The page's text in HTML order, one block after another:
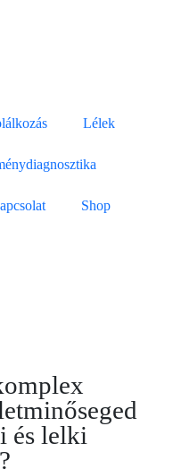
Lélek
Shop
és lelki